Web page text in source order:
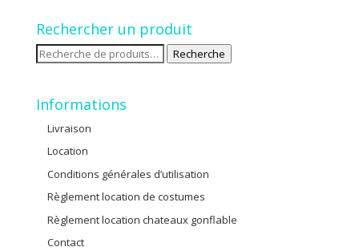
Rechercher un produit
Recherche
Recherche
Informations
Livraison
Location
Conditions générales d’utilisation
Règlement location de costumes
Règlement location chateaux gonflable
Contact